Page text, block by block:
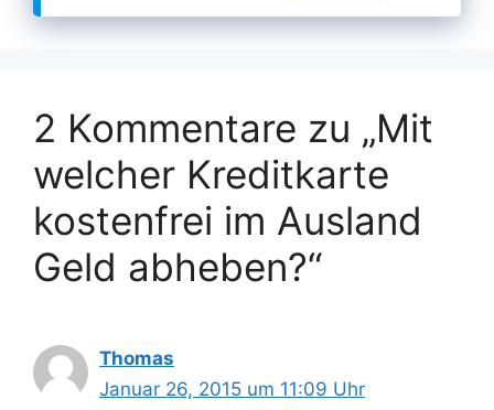
2 Kommentare zu „Mit
welcher Kreditkarte
kostenfrei im Ausland
Geld abheben?“
Thomas
Januar 26, 2015 um 11:09 Uhr